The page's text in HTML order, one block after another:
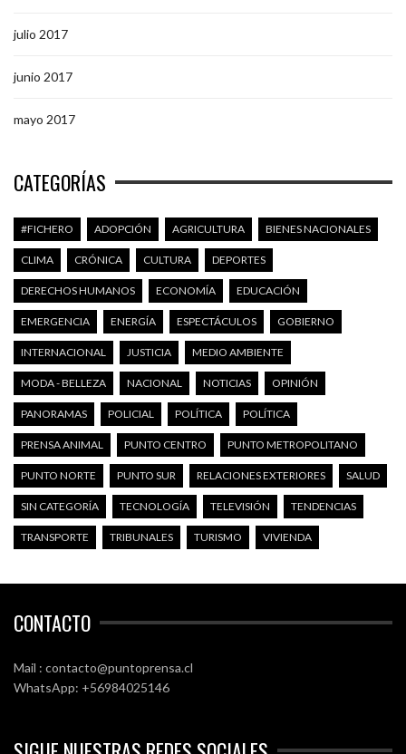
julio 2017
junio 2017
mayo 2017
CATEGORÍAS
#FICHERO ADOPCIÓN AGRICULTURA BIENES NACIONALES
CLIMA CRÓNICA CULTURA DEPORTES
DERECHOS HUMANOS ECONOMÍA EDUCACIÓN
EMERGENCIA ENERGÍA ESPECTÁCULOS GOBIERNO
INTERNACIONAL JUSTICIA MEDIO AMBIENTE
MODA - BELLEZA NACIONAL NOTICIAS OPINIÓN
PANORAMAS POLICIAL POLÍTICA POLÍTICA
PRENSA ANIMAL PUNTO CENTRO PUNTO METROPOLITANO
PUNTO NORTE PUNTO SUR RELACIONES EXTERIORES SALUD
SIN CATEGORÍA TECNOLOGÍA TELEVISIÓN TENDENCIAS
TRANSPORTE TRIBUNALES TURISMO VIVIENDA
CONTACTO
Mail : contacto@puntoprensa.cl
WhatsApp: +56984025146